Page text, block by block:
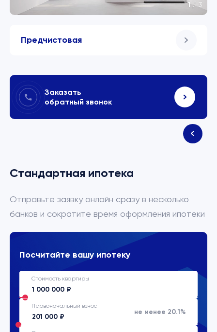
Предчистовая
1 /3
Заказать
обратный звонок
Стандартная ипотека
Отправьте заявку онлайн сразу в несколько
банков и сократите время оформления ипотеки
Посчитайте вашу ипотеку
Стоимость квартиры
Первоначальный взнос
не менее 20.1%